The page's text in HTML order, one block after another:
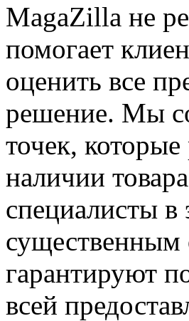
MagaZilla не
помогает
оценить все
решение. Мы
точек,
наличии
специалисты в
гарантируют
всей